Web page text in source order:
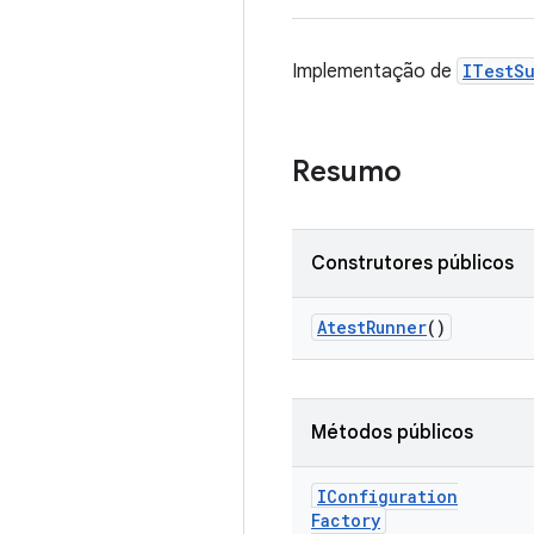
Implementação de
Resumo
Construtores públicos
AtestRunner()
Métodos públicos
IConfiguration
Factory